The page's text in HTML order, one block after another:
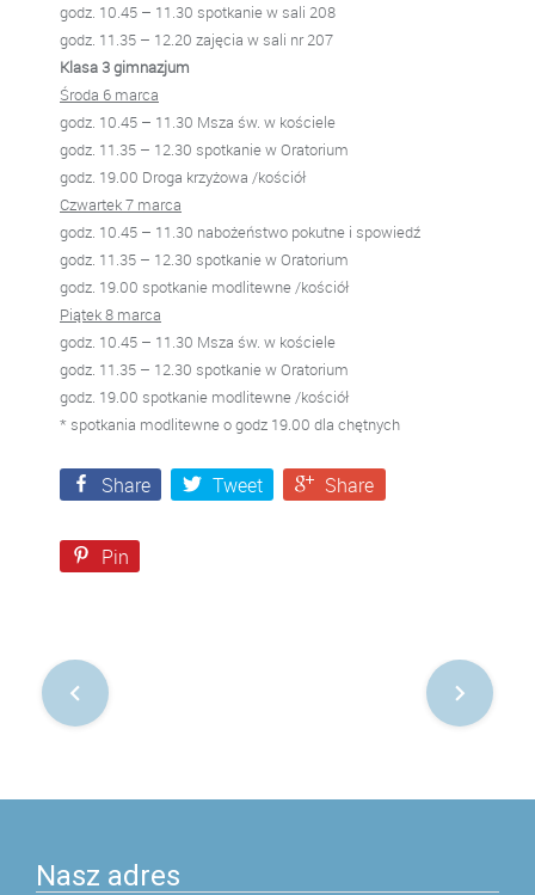
godz. 10.45 – 11.30 spotkanie w sali 208
godz. 11.35 – 12.20 zajęcia w sali nr 207
Klasa 3 gimnazjum
Środa 6 marca
godz. 10.45 – 11.30 Msza św. w kościele
godz. 11.35 – 12.30 spotkanie w Oratorium
godz. 19.00 Droga krzyżowa /kościół
Czwartek 7 marca
godz. 10.45 – 11.30 nabożeństwo pokutne i spowiedź
godz. 11.35 – 12.30 spotkanie w Oratorium
godz. 19.00 spotkanie modlitewne /kościół
Piątek 8 marca
godz. 10.45 – 11.30 Msza św. w kościele
godz. 11.35 – 12.30 spotkanie w Oratorium
godz. 19.00 spotkanie modlitewne /kościół
* spotkania modlitewne o godz 19.00 dla chętnych
Share Tweet Share
Pin
Nawigacja
postach
Nasz adres